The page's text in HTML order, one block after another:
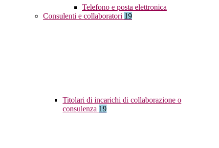
Telefono e posta elettronica
Consulenti e collaboratori 19
Titolari di incarichi di collaborazione o
consulenza 19